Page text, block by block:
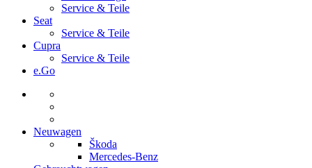
Service & Teile
Seat
Service & Teile
Cupra
Service & Teile
e.Go
Neuwagen
Škoda
Mercedes-Benz